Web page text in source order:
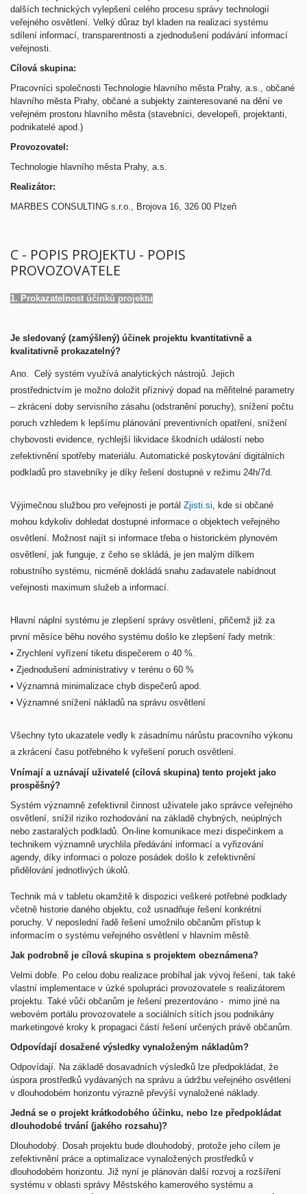
dalších technických vylepšení celého procesu správy technologií
veřejného osvětlení. Velký důraz byl kladen na realizaci systému
sdílení informací, transparentnosti a zjednodušení podávání informací
veřejnosti.
Cílová skupina:
Pracovníci společnosti Technologie hlavního města Prahy, a.s., občané
hlavního města Prahy, občané a subjekty zainteresované na dění ve
veřejném prostoru hlavního města (stavebníci, developeři, projektanti,
podnikatelé apod.)
Provozovatel:
Technologie hlavního města Prahy, a.s.
Realizátor:
MARBES CONSULTING s.r.o., Brojova 16, 326 00 Plzeň
C - POPIS PROJEKTU - POPIS
PROVOZOVATELE
1. Prokazatelnost účinků projektu
Je sledovaný (zamýšlený) účinek projektu kvantitativně a
kvalitativně prokazatelný?
Ano. Celý systém využívá analytických nástrojů. Jejich
prostřednictvím je možno doložit příznivý dopad na měřitelné parametry
– zkrácení doby servisního zásahu (odstranění poruchy), snížení počtu
poruch vzhledem k lepšímu plánování preventivních opatření, snížení
chybovosti evidence, rychlejší likvidace škodních událostí nebo
zefektivnění spotřeby materiálu. Automatické poskytování digitálních
podkladů pro stavebníky je díky řešení dostupné v režimu 24h/7d.
Výjimečnou službou pro veřejnosti je portál Zjisti.si , kde si občané
mohou kdykoliv dohledat dostupné informace o objektech veřejného
osvětlení. Možnost najít si informace třeba o historickém plynovém
osvětlení, jak funguje, z čeho se skládá, je jen malým dílkem
robustního systému, nicméně dokládá snahu zadavatele nabídnout
veřejnosti maximum služeb a informací.
Hlavní náplní systému je zlepšení správy osvětlení, přičemž již za
první měsíce běhu nového systému došlo ke zlepšení řady metrik:
• Zrychlení vyřízení tiketu dispečerem o 40 %.
• Zjednodušení administrativy v terénu o 60 %
• Významná minimalizace chyb dispečerů apod.
• Významné snížení nákladů na správu osvětlení
Všechny tyto ukazatele vedly k zásadnímu nárůstu pracovního výkonu
a zkrácení času potřebného k vyřešení poruch osvětlení.
Vnímají a uznávají uživatelé (cílová skupina) tento projekt jako
prospěšný?
Systém významně zefektivnil činnost uživatele jako správce veřejného
osvětlení, snížil riziko rozhodování na základě chybných, neúplných
nebo zastaralých podkladů. On-line komunikace mezi dispečinkem a
technikem významně urychlila předávání informací a vyřizování
agendy, díky informaci o poloze posádek došlo k zefektivnění
přidělování jednotlivých úkolů.
Technik má v tabletu okamžitě k dispozici veškeré potřebné podklady
včetně historie daného objektu, což usnadňuje řešení konkrétní
poruchy. V neposlední řadě řešení umožnilo občanům přístup k
informacím o systému veřejného osvětlení v hlavním městě.
Jak podrobně je cílová skupina s projektem obeznámena?
Velmi dobře. Po celou dobu realizace probíhal jak vývoj řešení, tak také
vlastní implementace v úzké spolupráci provozovatele s realizátorem
projektu. Také vůči občanům je řešení prezentováno - mimo jiné na
webovém portálu provozovatele a sociálních sítích jsou podnikány
marketingové kroky k propagaci částí řešení určených právě občanům.
Odpovídají dosažené výsledky vynaloženým nákladům?
Odpovídají. Na základě dosavadních výsledků lze předpokládat, že
úspora prostředků vydávaných na správu a údržbu veřejného osvětlení
v dlouhodobém horizontu výrazně převýší vynaložené náklady.
Jedná se o projekt krátkodobého účinku, nebo lze předpokládat
dlouhodobé trvání (jakého rozsahu)?
Dlouhodobý. Dosah projektu bude dlouhodobý, protože jeho cílem je
zefektivnění práce a optimalizace vynaložených prostředků v
dlouhodobém horizontu. Již nyní je plánován další rozvoj a rozšíření
systému v oblasti správy Městského kamerového systému a